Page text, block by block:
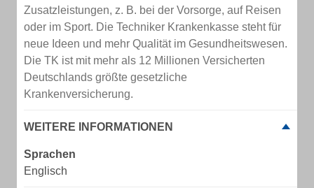
Zusatzleistungen, z. B. bei der Vorsorge, auf Reisen
oder im Sport. Die Techniker Krankenkasse steht für
neue Ideen und mehr Qualität im Gesundheitswesen.
Die TK ist mit mehr als 12 Millionen Versicherten
Deutschlands größte gesetzliche
Krankenversicherung.
WEITERE INFORMATIONEN
Sprachen
Englisch